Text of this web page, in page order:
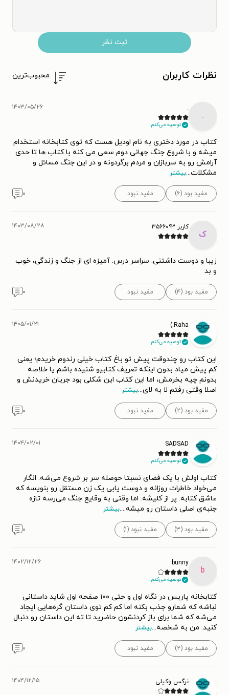
ثبت نظر
نظرات کاربران محبوب‌ترین
.
.
توصیه می‌کنم.
۱۴۰۳/۰۵/۲۶
کتاب در مورد دختری به نام اودیل هست که توی کتابخانه استخدام
میشه و با شروع جنگ جهانی دوم سعی می کنه با کتاب ها تا حدی
آرامش رو به سربازان و مردم برگردونه و در این جنگ مسائل و
مشکلات...بیشتر
مفید بود (۶) مفید نبود ۰
ک
کاربر ۳۵۶۶۰۹۳ ۱۴۰۳/۰۸/۲۸
زیبا و دوست داشتنی. سراسر درس. آمیزه ای از جنگ و زندگی، خوب
و بد
مفید بود (۴) مفید نبود ۰
Raha:)
توصیه می‌کنم.
۱۴۰۵/۰۱/۲۱
این کتاب رو چندوقت پیش تو باغ کتاب خیلی رندوم خریدم؛ یعنی
کم پیش میاد بدون اینکه تعریف کتابیو شنیده باشم یا خلاصه
بدونم چیه بخرمش، اما این کتاب این شکلی بود جریان خریدنش و
اصلا وقتی رفتم لا به لای...بیشتر
مفید بود (۲) مفید نبود ۰
SADSAD
توصیه می‌کنم.
۱۴۰۴/۰۲/۰۱
کتاب اولش با یک فضای نسبتا حوصله سر بر شروع می‌شه. انگار
می‌خواد خاطرات روزانه و دوست یابی یک زن مستقل رو بنویسه که
عاشق کتابه. پر از کلیشه. اما وقتی به وقایع جنگ می‌رسه تازه
جنبه‌ی اصلی داستان رو میشه....بیشتر
مفید بود (۳) مفید نبود (۱) ۰
b
bunny
توصیه می‌کنم.
۱۴۰۲/۱۲/۲۶
کتابخانه پاریس در نگاه اول و حتی ۱۰۰ صفحه اول شاید داستانی
نباشه که شمارو جذب بکنه اما کم کم توی داستان گره‌هایی ایجاد
می‌شه که شما برای باز کردنشون حاضرید تا ته این داستان رو دنبال
کنید. من به شخصه...بیشتر
مفید بود (۲) مفید نبود ۰
نرگس وکیلی ۱۴۰۴/۱۲/۱۵